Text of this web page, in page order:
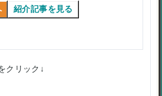
紹介記事を見る
クリック↓